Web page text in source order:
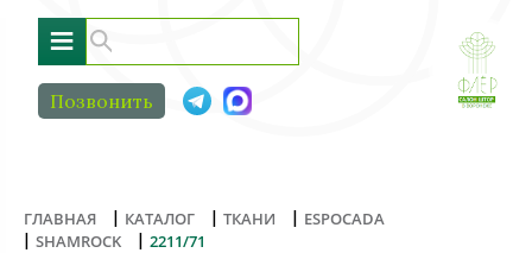
≡
Позвонить
ГЛАВНАЯ | КАТАЛОГ | ТКАНИ | ESPOCADA
| SHAMROCK | 2211/71